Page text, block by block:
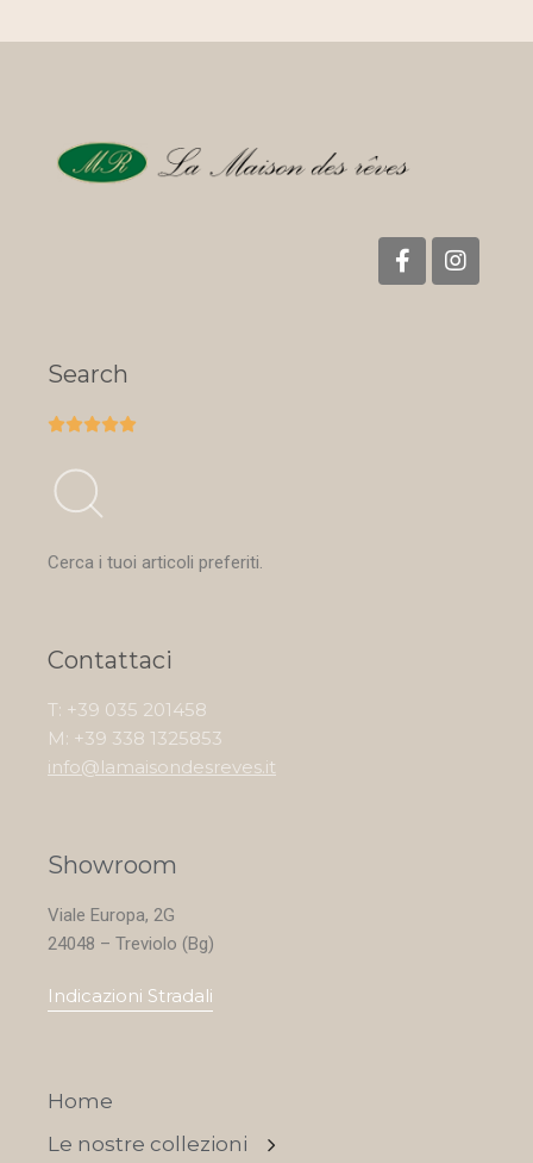
Search

Cerca i tuoi articoli preferiti.
Contattaci
T: +39 035 201458
M: +39 338 1325853
info@lamaisondesreves.it
Showroom
Viale Europa, 2G
24048 – Treviolo (Bg)
Indicazioni Stradali
Home
Le nostre collezioni